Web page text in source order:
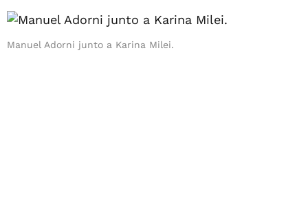
Manuel Adorni junto a Karina Milei.